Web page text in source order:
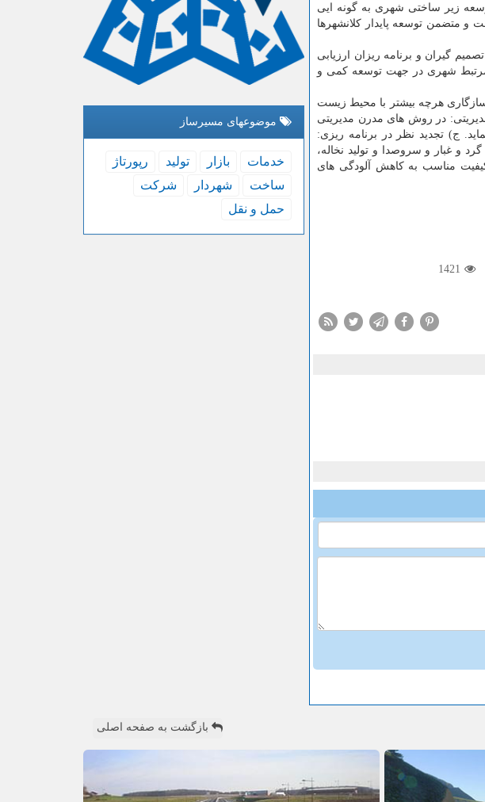
زیر ساختی شهری به گونه ایی
متضمن توسعه پایدار کلانشهرها
گیران و برنامه ریزان ارزیابی
مرتبط شهری در جهت توسعه کمی و
سازگاری هرچه بیشتر با محیط زیست
در روش های مدرن مدیریتی
ج) تجدید نظر در برنامه ریزی:
و غبار و سروصدا و تولید نخاله،
کیفیت مناسب به کاهش آلودگی های
1421
موضوعهای مسیرساز
خدمات بازار تولید
رپورتاژ
ساخت
شهردار
شركت
حمل و نقل
بازگشت به صفحه اصلی